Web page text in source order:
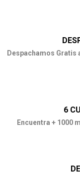
Despachamos Gratis
6
Encuentra + 1000